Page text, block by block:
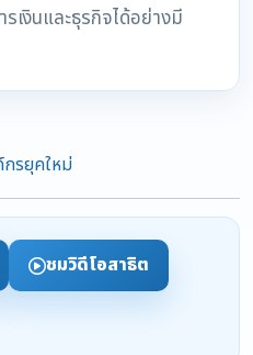
เงินและธุรกิจได้อย่างมี
รยุคใหม่
ชมวิดีโอสาธิต